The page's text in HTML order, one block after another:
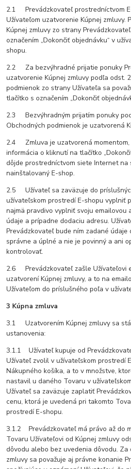
2.1 Prevádzkovateľ prostredníctvom
Užívateľom uzatvorenie Kúpnej zmluvy.
Kúpnej zmluvy zo strany
označením „Dokončiť objednávku“ v
shopu.
2.2 Za bezvýhradné prijatie ponuky
uzatvorenie Kúpnej zmluvy podľa odst.
podmienok zo strany Užívateľa sa
tlačítko s označením „Dokončiť
2.3 Bezvýhradným prijatím ponuky
Obchodných podmienok je uzatvorená
2.4 Zmluva je uzatvorená momentom,
informácia o kliknutí na tlačítko
dôjde prostredníctvom siete Internet na
nainštalovaný E-shop.
2.5 Užívateľ sa zaväzuje do
užívateľskom prostredí E-shopu vyplniť
najmä pravdivo vyplniť svoju emailovou
údaje a prípadne dodaciu adresu.
Prevádzkovateľ bude ním zadané údaje
správne a úplné a nie je povinný a ani
kontrolovať.
2.6 Prevádzkovateľ zašle Užívateľovi
uzatvorení Kúpnej zmluvy, a to na
Užívateľom do príslušného poľa v
3 Kúpna zmluva
3.1 Uzatvorením Kúpnej zmluvy sa
ustanovenia:
3.1.1 Užívateľ kupuje od
Užívateľ zvolil v užívateľskom prostredí
Nákupného košíka, a to v množstve,
nastavil u daného Tovaru v
Užívateľ sa zaväzuje zaplatiť
cenu, ktorá je uvedená pri takomto
prostredí E-shopu.
3.1.2 Prevádzkovateľ má právo až do
Tovaru Užívateľovi od Kúpnej zmluvy
dôvodu alebo bez uvedenia dôvodu. Za
zmluvy sa považuje aj právne konanie